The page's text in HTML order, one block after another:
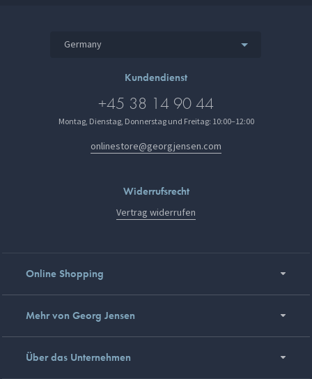
Germany
Kundendienst
+45 38 14 90 44
Montag, Dienstag, Donnerstag und Freitag: 10:00–12:00
onlinestore@georgjensen.com
Widerrufsrecht
Vertrag widerrufen
Online Shopping
Mehr von Georg Jensen
Über das Unternehmen